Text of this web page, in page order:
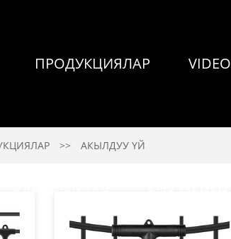
ПРОДУКЦИЯЛАР VIDEO
АКЫЛДУУ ҮЙ